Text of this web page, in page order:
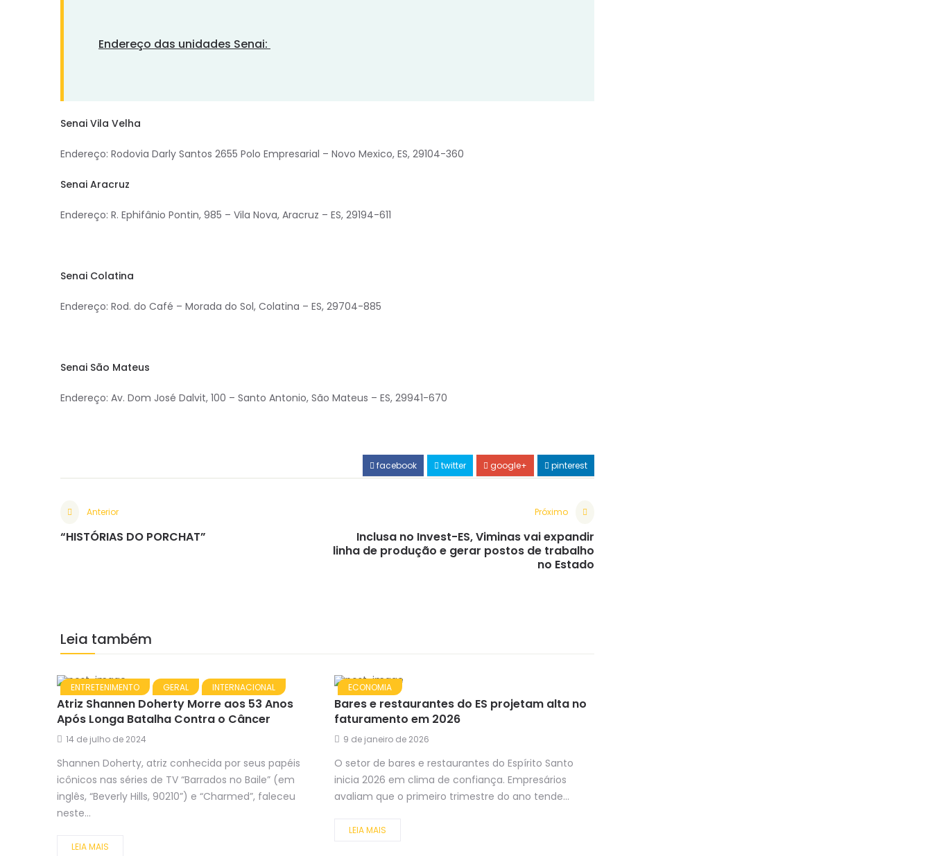
Endereço das unidades Senai:
Senai Vila Velha
Endereço: Rodovia Darly Santos 2655 Polo Empresarial – Novo Mexico, ES, 29104-360
Senai Aracruz
Endereço: R. Ephifânio Pontin, 985 – Vila Nova, Aracruz – ES, 29194-611
Senai Colatina
Endereço: Rod. do Café – Morada do Sol, Colatina – ES, 29704-885
Senai São Mateus
Endereço: Av. Dom José Dalvit, 100 – Santo Antonio, São Mateus – ES, 29941-670
facebook twitter google+ pinterest
Anterior
“HISTÓRIAS DO PORCHAT”
Próximo
Inclusa no Invest-ES, Viminas vai expandir
linha de produção e gerar postos de trabalho
no Estado
Leia também
ENTRETENIMENTO GERAL INTERNACIONAL
Atriz Shannen Doherty Morre aos 53 Anos
Após Longa Batalha Contra o Câncer
14 de julho de 2024
Shannen Doherty, atriz conhecida por seus papéis
icônicos nas séries de TV “Barrados no Baile” (em
inglês, “Beverly Hills, 90210”) e “Charmed”, faleceu
neste...
LEIA MAIS
ECONOMIA
Bares e restaurantes do ES projetam alta no
faturamento em 2026
9 de janeiro de 2026
O setor de bares e restaurantes do Espírito Santo
inicia 2026 em clima de confiança. Empresários
avaliam que o primeiro trimestre do ano tende...
LEIA MAIS